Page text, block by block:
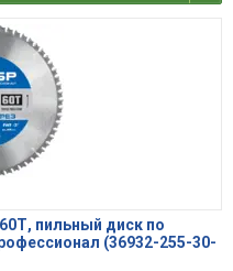
пильный диск по
(36932-255-30-